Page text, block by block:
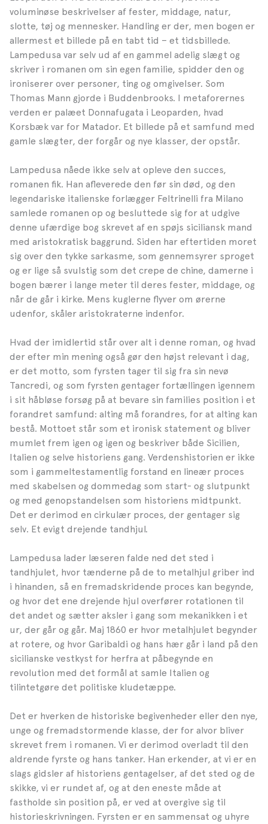
voluminøse beskrivelser af fester, middage, natur,
slotte, tøj og mennesker. Handling er der, men bogen er
allermest et billede på en tabt tid – et tidsbillede.
Lampedusa var selv ud af en gammel adelig slægt og
skriver i romanen om sin egen familie, spidder den og
ironiserer over personer, ting og omgivelser. Som
Thomas Mann gjorde i Buddenbrooks. I metaforernes
verden er palæet Donnafugata i Leoparden, hvad
Korsbæk var for Matador. Et billede på et samfund med
gamle slægter, der forgår og nye klasser, der opstår.
Lampedusa nåede ikke selv at opleve den succes,
romanen fik. Han afleverede den før sin død, og den
legendariske italienske forlægger Feltrinelli fra Milano
samlede romanen op og besluttede sig for at udgive
denne ufærdige bog skrevet af en spøjs siciliansk mand
med aristokratisk baggrund. Siden har eftertiden moret
sig over den tykke sarkasme, som gennemsyrer sproget
og er lige så svulstig som det crepe de chine, damerne i
bogen bærer i lange meter til deres fester, middage, og
når de går i kirke. Mens kuglerne flyver om ørerne
udenfor, skåler aristokraterne indenfor.
Hvad der imidlertid står over alt i denne roman, og hvad
der efter min mening også gør den højst relevant i dag,
er det motto, som fyrsten tager til sig fra sin nevø
Tancredi, og som fyrsten gentager fortællingen igennem
i sit håbløse forsøg på at bevare sin families position i et
forandret samfund: alting må forandres, for at alting kan
bestå. Mottoet står som et ironisk statement og bliver
mumlet frem igen og igen og beskriver både Sicilien,
Italien og selve historiens gang. Verdenshistorien er ikke
som i gammeltestamentlig forstand en lineær proces
med skabelsen og dommedag som start- og slutpunkt
og med genopstandelsen som historiens midtpunkt.
Det er derimod en cirkulær proces, der gentager sig
selv. Et evigt drejende tandhjul.
Lampedusa lader læseren falde ned det sted i
tandhjulet, hvor tænderne på de to metalhjul griber ind
i hinanden, så en fremadskridende proces kan begynde,
og hvor det ene drejende hjul overfører rotationen til
det andet og sætter aksler i gang som mekanikken i et
ur, der går og går. Maj 1860 er hvor metalhjulet begynder
at rotere, og hvor Garibaldi og hans hær går i land på den
sicilianske vestkyst for herfra at påbegynde en
revolution med det formål at samle Italien og
tilintetgøre det politiske kludetæppe.
Det er hverken de historiske begivenheder eller den nye,
unge og fremadstormende klasse, der for alvor bliver
skrevet frem i romanen. Vi er derimod overladt til den
aldrende fyrste og hans tanker. Han erkender, at vi er en
slags gidsler af historiens gentagelser, af det sted og de
skikke, vi er rundet af, og at den eneste måde at
fastholde sin position på, er ved at overgive sig til
historieskrivningen. Fyrsten er en sammensat og uhyre